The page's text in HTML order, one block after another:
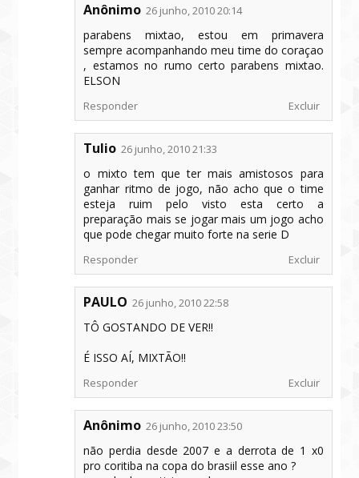
Anônimo 26 junho, 2010 20:14
parabens mixtao, estou em primavera
sempre acompanhando meu time do coraçao
, estamos no rumo certo parabens mixtao.
ELSON
Responder Excluir
Tulio 26 junho, 2010 21:33
o mixto tem que ter mais amistosos para
ganhar ritmo de jogo, não acho que o time
esteja ruim pelo visto esta certo a
preparação mais se jogar mais um jogo acho
que pode chegar muito forte na serie D
Responder Excluir
PAULO 26 junho, 2010 22:58
TÔ GOSTANDO DE VER!!
É ISSO AÍ, MIXTÃO!!
Responder Excluir
Anônimo 26 junho, 2010 23:50
não perdia desde 2007 e a derrota de 1 x0
pro coritiba na copa do brasiil esse ano ?